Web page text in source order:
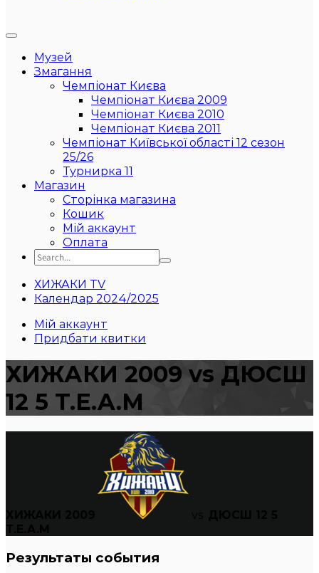
Музей
Змагання
Чемпіонат Києва
Чемпіонат Києва 2009
Чемпіонат Києва 2010
Чемпіонат Києва 2011
Чемпіонат Київської області 12 сезон
25/26
Турнирка 11
Магазин
Сторінка магазина
Кошик
Мій аккаунт
Оплата
ХИЖАКИ TV
Календар 2024/2025
Мій аккаунт
Придбати квитки
ХИЖАКИ 2009 vs ДЮСШ
12 5 T.E.A.M
Результаты события